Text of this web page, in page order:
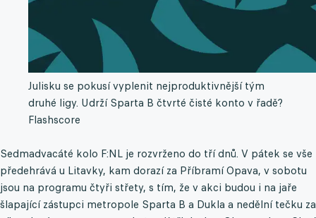
Julisku se pokusí vyplenit nejproduktivnější tým
druhé ligy. Udrží Sparta B čtvrté čisté konto v řadě?
Flashscore
Sedmadvacáté kolo F:NL je rozvrženo do tří dnů. V pátek se vše
předehrává u Litavky, kam dorazí za Příbramí Opava, v sobotu
jsou na programu čtyři střety, s tím, že v akci budou i na jaře
šlapající zástupci metropole Sparta B a Dukla a nedělní tečku za